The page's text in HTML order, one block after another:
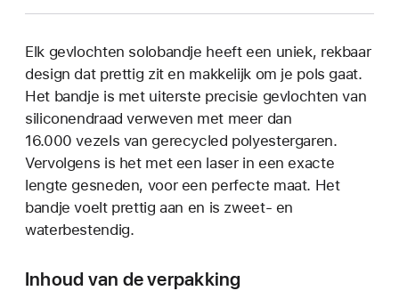
Elk gevlochten solobandje heeft een uniek, rekbaar
design dat prettig zit en makkelijk om je pols gaat.
Het bandje is met uiterste precisie gevlochten van
siliconendraad verweven met meer dan
16.000 vezels van gerecycled polyestergaren.
Vervolgens is het met een laser in een exacte
lengte gesneden, voor een perfecte maat. Het
bandje voelt prettig aan en is zweet- en
waterbestendig.
Inhoud van de verpakking